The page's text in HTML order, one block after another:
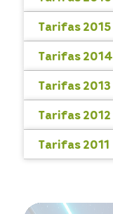
Tarifas 2015
Tarifas 2014
Tarifas 2013
Tarifas 2012
Tarifas 2011